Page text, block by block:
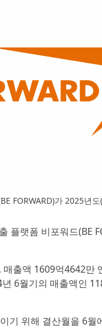
FORWARD)가 2025년
플랫폼 비포워드(BE
출액 1609억4642만
6월기의 매출액인
기 위해 결산월을 6